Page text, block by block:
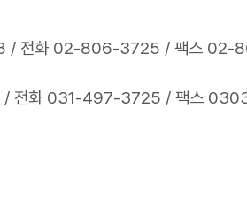
/ 전화 02-806-3725 / 팩스 02-
/ 전화 031-497-3725 / 팩스